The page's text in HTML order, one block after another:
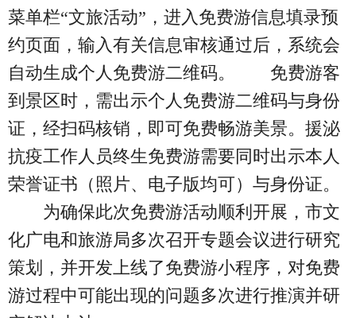
菜单栏“文旅活动”，进入免费游信息填录预
约页面，输入有关信息审核通过后，系统会
自动生成个人免费游二维码。 免费游客
到景区时，需出示个人免费游二维码与身份
证，经扫码核销，即可免费畅游美景。援泌
抗疫工作人员终生免费游需要同时出示本人
荣誉证书（照片、电子版均可）与身份证。
为确保此次免费游活动顺利开展，市文
化广电和旅游局多次召开专题会议进行研究
策划，并开发上线了免费游小程序，对免费
游过程中可能出现的问题多次进行推演并研